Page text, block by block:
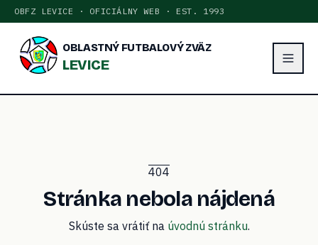
OBFZ LEVICE · OFICIÁLNY WEB · EST. 1993
OBLASTNÝ FUTBALOVÝ ZVÄZ
LEVICE
404
Stránka nebola nájdená
Skúste sa vrátiť na úvodnú stránku.